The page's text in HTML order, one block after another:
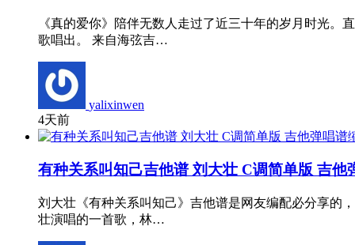
《真的爱你》陪伴无数人走过了近三十年的岁月时光
歌唱出。 来自海弦吉…
yalixinwen
4天前
有种关系叫知己吉他谱 刘大壮 C调简单版 吉他
刘大壮《有种关系叫知己》吉他谱是网友编配必分享的
壮演唱的一首歌，林…